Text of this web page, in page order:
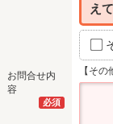
お問合せ内
容
必須
え
【その